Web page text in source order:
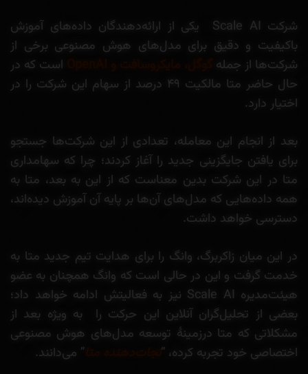
شرکت Scale AI یکی از ارائه‌دهندگان داده‌های آموزش
باکیفیت و دقیق برای مدل‌های هوش مصنوعی برخی از
شرکت‌ها از جمله
است که در
حال حاضر متا مالکیت ۴۹ درصد از سهام این شرکت را در
اختیار دارد.
بعد از انجام این معامله، تعدادی از این شرکت‌ها جستجو
برای یافتن جایگزینی جدید را آغاز کردند؛ چرا که سهامداری
متا در این شرکت بدین معناست که از این به بعد، متا به
همه داده‌هایی که مدل‌های آن‌ها بر پایه آن آموزش دیده‌اند،
دسترسی خواهد داشت.
در این میان زاکربرگ، وانگ را برای هدایت تیم جدید متا به
خدمت گرفت و این در حالی است که وانگ همچنان به عضو
هیئت‌مدیره Scale AI نیز به فعالیتش ادامه خواهد داد؛
بعضی از تحلیل‌گران آنلاین این حرکت را به ویژه بعد از
مشکلاتی که متا درزمینهٔ توسعه مدل‌های هوش مصنوعی
اختصاصی خود تجربه کرده، “
” می‌دانند.